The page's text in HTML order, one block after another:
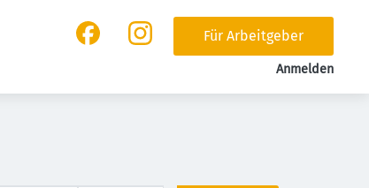
Für Arbeitgeber
Anmelden